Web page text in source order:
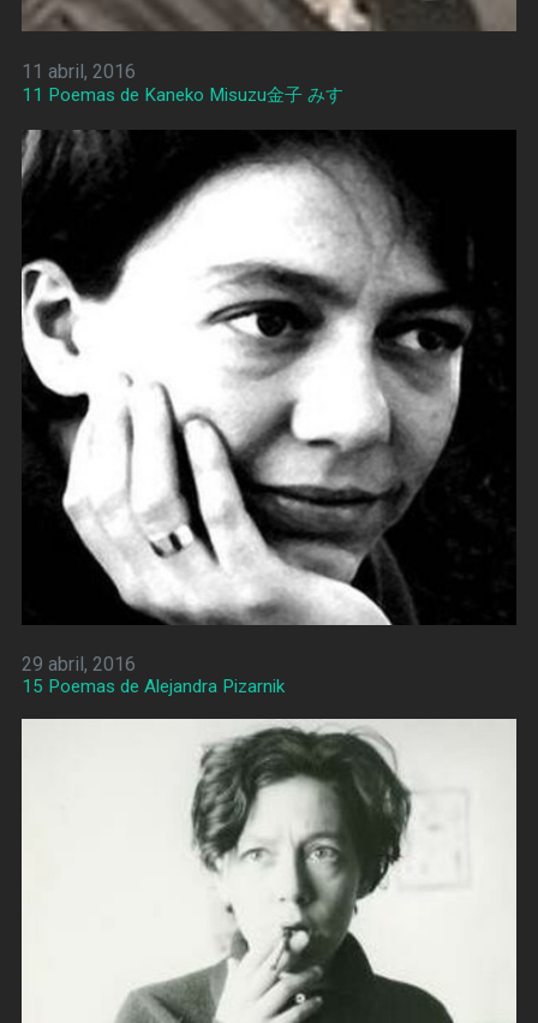
11 abril, 2016
11 Poemas de Kaneko Misuzu金子 みすゞ
29 abril, 2016
15 Poemas de Alejandra Pizarnik